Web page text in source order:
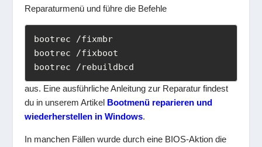
Reparaturmenü und führe die Befehle
bootrec /fixmbr
bootrec /fixboot
bootrec /rebuildbcd
aus. Eine ausführliche Anleitung zur Reparatur findest
du in unserem Artikel Bootmenü reparieren und
wiederherstellen in Windows.
In manchen Fällen wurde durch eine BIOS-Aktion die